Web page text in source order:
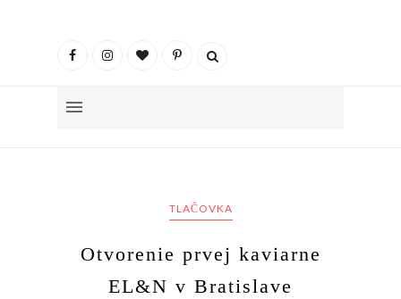
TLAČOVKA
Otvorenie prvej kaviarne
EL&N v Bratislave